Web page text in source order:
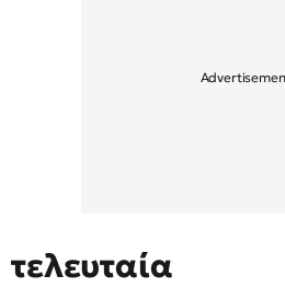
τελευταία